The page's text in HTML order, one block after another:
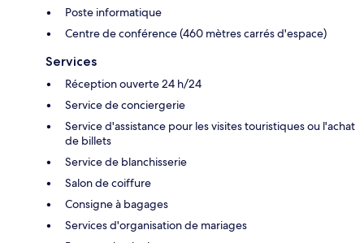
Poste informatique
Centre de conférence (460 mètres carrés d'espace)
Services
Réception ouverte 24 h/24
Service de conciergerie
Service d'assistance pour les visites touristiques ou l'achat
de billets
Service de blanchisserie
Salon de coiffure
Consigne à bagages
Services d'organisation de mariages